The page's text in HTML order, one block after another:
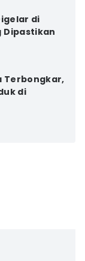
di
Dipastikan
Terbongkar,
di